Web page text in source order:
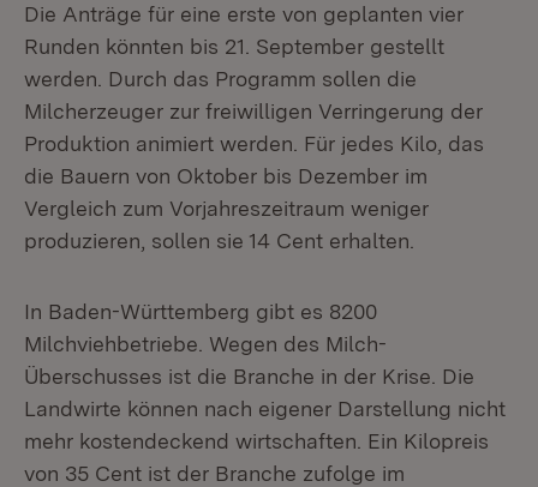
Die Anträge für eine erste von geplanten vier
Runden könnten bis 21. September gestellt
werden. Durch das Programm sollen die
Milcherzeuger zur freiwilligen Verringerung der
Produktion animiert werden. Für jedes Kilo, das
die Bauern von Oktober bis Dezember im
Vergleich zum Vorjahreszeitraum weniger
produzieren, sollen sie 14 Cent erhalten.
In Baden-Württemberg gibt es 8200
Milchviehbetriebe. Wegen des Milch-
Überschusses ist die Branche in der Krise. Die
Landwirte können nach eigener Darstellung nicht
mehr kostendeckend wirtschaften. Ein Kilopreis
von 35 Cent ist der Branche zufolge im